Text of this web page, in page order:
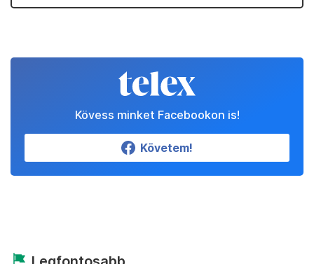
Kövess minket Facebookon is!
Követem!